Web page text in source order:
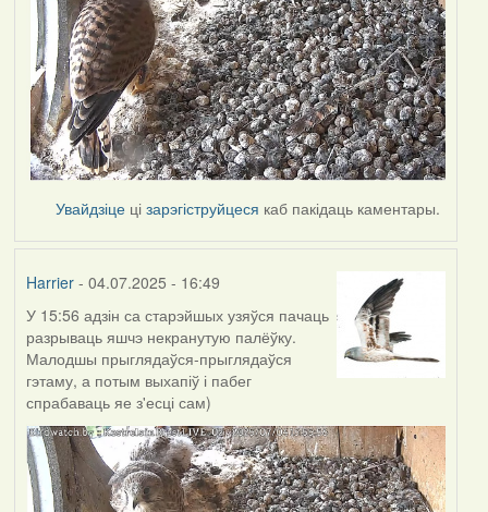
Увайдзіце цізарэгіструйцеся каб пакідаць каментары.
Harrier- 04.07.2025 - 16:49
У 15:56 адзін са старэйшых узяўся пачаць
разрываць яшчэ некранутую палёўку.
Малодшы прыглядаўся-прыглядаўся
гэтаму, а потым выхапіў і пабег
спрабаваць яе з'есці сам)